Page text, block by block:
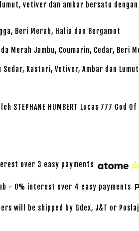
vetiver dan ambar bersatu
Beri Merah, Halia dan Bergamot
Merah Jambu, Coumarin, Cedar, Beri
Sedar, Kasturi, Vetiver, Ambar dan Lumut
STEPHANE HUMBERT Lucas 777 God Of
over 3 easy payments
- 0% interest over 4 easy payments
will be shipped by Gdex, J&T or